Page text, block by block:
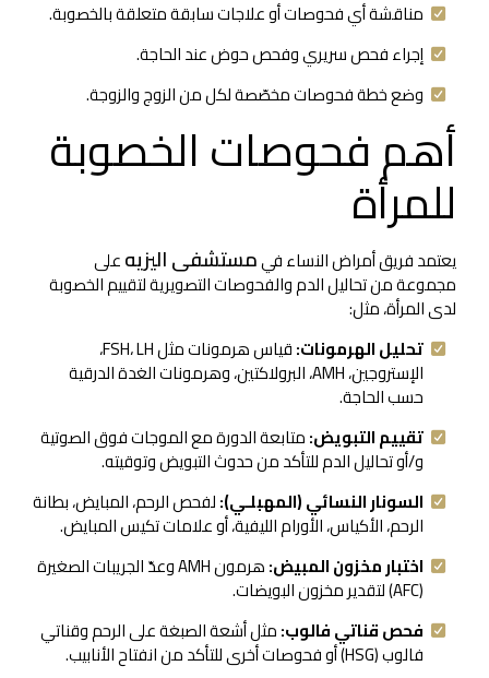
مناقشة أي فحوصات أو علاجات سابقة متعلقة بالخصوبة.
إجراء فحص سريري وفحص حوض عند الحاجة.
وضع خطة فحوصات مخصّصة لكل من الزوج والزوجة.
أهم فحوصات الخصوبة
للمرأة
يعتمد فريق أمراض النساء فيمستشفى اليزيهعلى
مجموعة من تحاليل الدم والفحوصات التصويرية لتقييم الخصوبة
لدى المرأة، مثل:
تحليل الهرمونات:
قياس هرمونات مثل FSH، LH،
الإستروجين، AMH، البرولاكتين، وهرمونات الغدة الدرقية
حسب الحاجة.
تقييم التبويض:متابعة الدورة مع الموجات فوق الصوتية
و/أو تحاليل الدم للتأكد من حدوث التبويض وتوقيته.
السونار النسائي (المهبلـي):لفحص الرحم، المبايض، بطانة
الرحم، الأكياس، الأورام الليفية، أو علامات تكيس المبايض.
اختبار مخزون المبيض:
هرمون AMH وعدّ الجريبات الصغيرة
فحص قناتي فالوب:مثل أشعة الصبغة على الرحم وقناتي
فالوب (HSG) أو فحوصات أخرى للتأكد من انفتاح الأنابيب.